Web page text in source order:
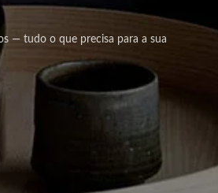
— tudo o que precisa para a sua